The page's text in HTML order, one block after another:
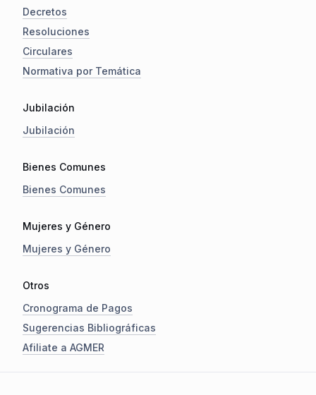
Decretos
Resoluciones
Circulares
Normativa por Temática
Jubilación
Jubilación
Bienes Comunes
Bienes Comunes
Mujeres y Género
Mujeres y Género
Otros
Cronograma de Pagos
Sugerencias Bibliográficas
Afiliate a AGMER